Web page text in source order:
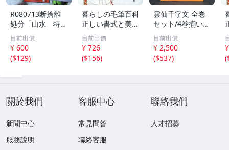
R080713断捨離
処分「山水 特選
書道セット」未使
用品
目前出價
¥ 600
($129)
暮らしの毛筆百科
正しい書式と美し
い作例/石川芳雲
(著者)
目前出價
¥ 726
($156)
雲仙千字文 全巻
セット/4巻揃い
天・地・玄・黄
函入 大型本 BK
1166
目前出價
¥ 2,500
($537)
(
(
關於我們
新聞中心
服務說明
客服中心
常見問答
聯絡客服
聯絡我們
人才招募